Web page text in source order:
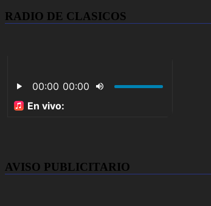
RADIO DE CLASICOS
AVISO PUBLICITARIO